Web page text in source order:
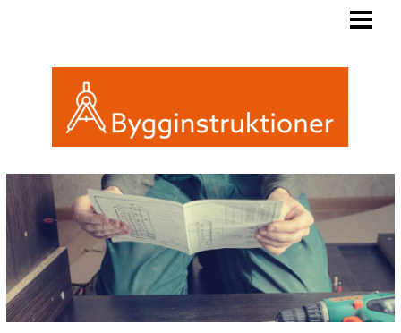
ATTEFALL ELLER FRIGGEBOD
INREDA EN FRIGGEBOD